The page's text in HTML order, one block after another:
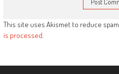
This site uses Akismet to reduce spam.
is processed